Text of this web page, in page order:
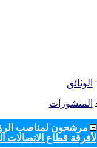
الوثائق
المنشورات
مرشحون لمناصب
لأفرقة قطاع الاتصالات